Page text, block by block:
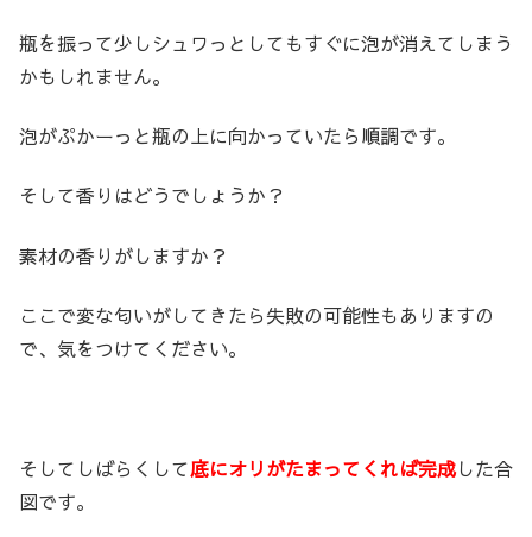
瓶を振って少しシュワっとしてもすぐに泡が消えてしまう
かもしれません。
泡がぷかーっと瓶の上に向かっていたら順調です。
そして香りはどうでしょうか？
素材の香りがしますか？
ここで変な匂いがしてきたら失敗の可能性もありますの
で、気をつけてください。
そしてしばらくして底にオリがたまってくれば完成した合
図です。